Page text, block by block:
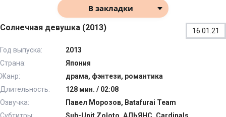
В закладки
Солнечная девушка (2013) 16.01.21
Год выпуска:
2013
Страна:
Япония
Жанр:
драма, фэнтези, романтика
Длительность:
128 мин. / 02:08
Озвучка:
Павел Морозов, Batafurai Team